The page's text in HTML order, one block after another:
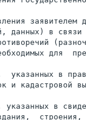
заявителем
данных) в связи
для
указанных в
и кадастровой
указанных в
строения,